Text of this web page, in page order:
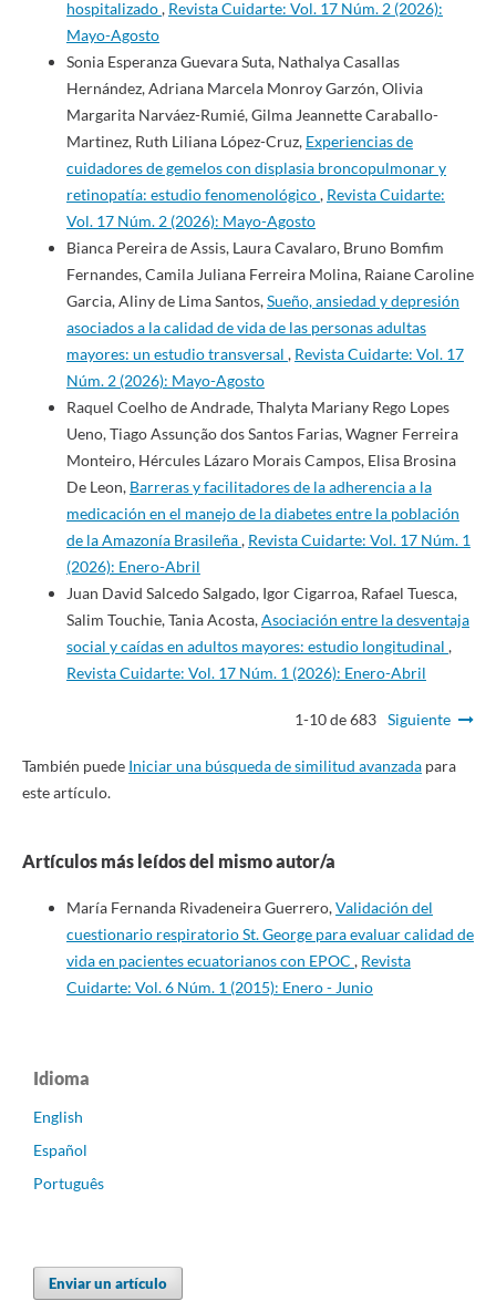
hospitalizado, Revista Cuidarte: Vol. 17 Núm. 2 (2026):
Mayo-Agosto
Sonia Esperanza Guevara Suta, Nathalya Casallas
Hernández, Adriana Marcela Monroy Garzón, Olivia
Margarita Narváez-Rumié, Gilma Jeannette Caraballo-
Martinez, Ruth Liliana López-Cruz, Experiencias de
cuidadores de gemelos con displasia broncopulmonar y
retinopatía: estudio fenomenológico, Revista Cuidarte:
Vol. 17 Núm. 2 (2026): Mayo-Agosto
Bianca Pereira de Assis, Laura Cavalaro, Bruno Bomfim
Fernandes, Camila Juliana Ferreira Molina, Raiane Caroline
Garcia, Aliny de Lima Santos,Sueño, ansiedad y depresión
asociados a la calidad de vida de las personas adultas
mayores: un estudio transversal , Revista Cuidarte: Vol. 17
Núm. 2 (2026): Mayo-Agosto
Raquel Coelho de Andrade, Thalyta Mariany Rego Lopes
Ueno, Tiago Assunção dos Santos Farias, Wagner Ferreira
Monteiro, Hércules Lázaro Morais Campos, Elisa Brosina
De Leon, Barreras y facilitadores de la adherencia a la
medicación en el manejo de la diabetes entre la población
de la Amazonía Brasileña, Revista Cuidarte: Vol. 17 Núm. 1
(2026): Enero-Abril
Juan David Salcedo Salgado, Igor Cigarroa, Rafael Tuesca,
Salim Touchie, Tania Acosta,Asociación entre la desventaja
social y caídas en adultos mayores: estudio longitudinal ,
Revista Cuidarte: Vol. 17 Núm. 1 (2026): Enero-Abril
1-10 de 683 Siguiente
También puede Iniciar una búsqueda de similitud avanzadapara
este artículo.
Artículos más leídos del mismo autor/a
María Fernanda Rivadeneira Guerrero,Validación del
cuestionario respiratorio St. George para evaluar calidad de
vida en pacientes ecuatorianos con EPOC , Revista
Cuidarte: Vol. 6 Núm. 1 (2015): Enero - Junio
Idioma
English
Español
Português
Enviar un artículo